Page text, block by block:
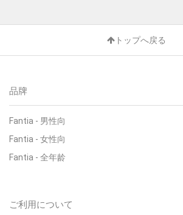
トップへ戻る
品牌
Fantia - 男性向
Fantia - 女性向
Fantia - 全年龄
ご利用について